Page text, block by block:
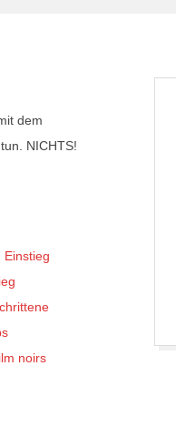
dem
NICHTS!
Einstieg
noirs